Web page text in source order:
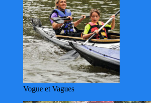
Vogue et Vagues